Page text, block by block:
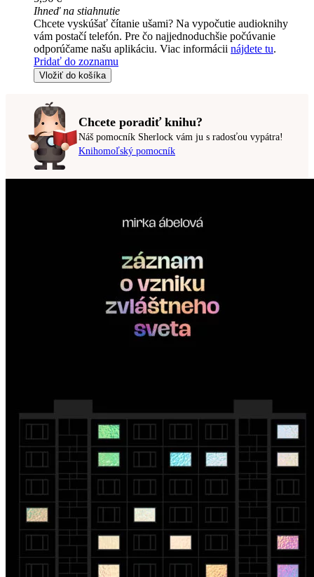
Ihneď na stiahnutie
Chcete vyskúšať čítanie ušami? Na vypočutie audioknihy
vám postačí telefón. Pre čo najjednoduchšie počúvanie
odporúčame našu aplikáciu. Viac informácii nájdete tu.
Pridať do zoznamu
Vložiť do košíka
Chcete poradiť knihu?
Náš pomocník Sherlock vám ju s radosťou vypátra!
Knihomoľský pomocník